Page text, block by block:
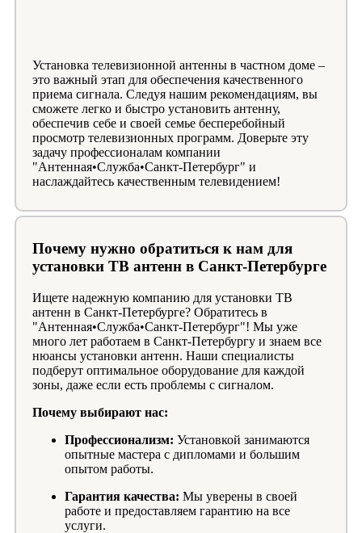
Установка телевизионной антенны в частном доме –
это важный этап для обеспечения качественного
приема сигнала. Следуя нашим рекомендациям, вы
сможете легко и быстро установить антенну,
обеспечив себе и своей семье бесперебойный
просмотр телевизионных программ. Доверьте эту
задачу профессионалам компании
"Антенная•Служба•Санкт-Петербург" и
наслаждайтесь качественным телевидением!
Почему нужно обратиться к нам для
установки ТВ антенн в Санкт-Петербурге
Ищете надежную компанию для установки ТВ
антенн в Санкт-Петербурге? Обратитесь в
"Антенная•Служба•Санкт-Петербург"! Мы уже
много лет работаем в Санкт-Петербургу и знаем все
нюансы установки антенн. Наши специалисты
подберут оптимальное оборудование для каждой
зоны, даже если есть проблемы с сигналом.
Почему выбирают нас:
Профессионализм: Установкой занимаются
опытные мастера с дипломами и большим
опытом работы.
Гарантия качества: Мы уверены в своей
работе и предоставляем гарантию на все
услуги.